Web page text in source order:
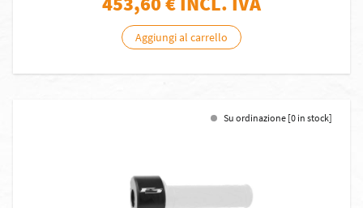
Aggiungi al carrello
Su ordinazione [0 in stock]